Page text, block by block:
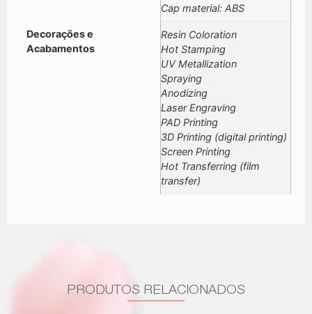
Cap material: ABS
Decorações e
Acabamentos
Resin Coloration
Hot Stamping
UV Metallization
Spraying
Anodizing
Laser Engraving
PAD Printing
3D Printing (digital printing)
Screen Printing
Hot Transferring (film
transfer)
PRODUTOS RELACIONADOS